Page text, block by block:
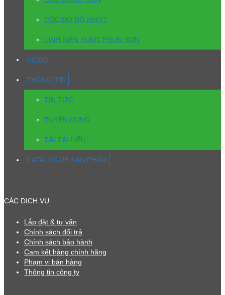
CỐC ĐO ĐỘ NHỚT
LINH KIỆN SÚNG PHUN SƠN
VIDEO
THÔNG TIN
TIN TỨC
TUYỂN DỤNG
TẢI TÀI LIỆU
CATALOGUE SẢN PHẨM
CÁC DỊCH VỤ
Lắp đặt & tư vấn
Chính sách đổi trả
Chính sách bảo hành
Cam kết hàng chính hãng
Phạm vi bán hàng
Thông tin công ty